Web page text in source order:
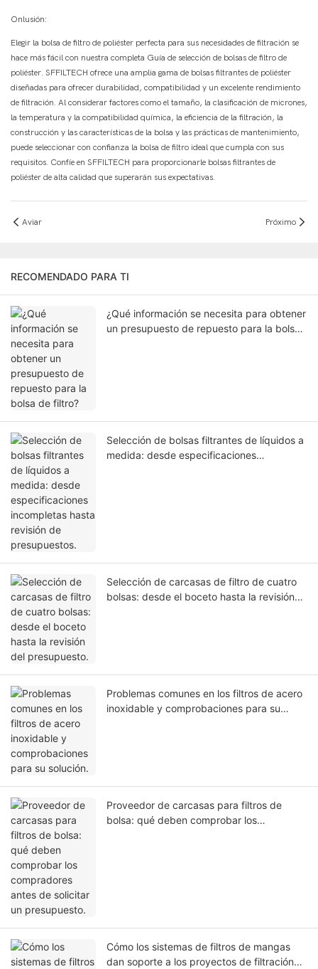
Onlusión:
Elegir la bolsa de filtro de poliéster perfecta para sus necesidades de filtración se
hace más fácil con nuestra completa Guía de selección de bolsas de filtro de
poliéster. SFFILTECH ofrece una amplia gama de bolsas filtrantes de poliéster
diseñadas para ofrecer durabilidad, compatibilidad y un excelente rendimiento
de filtración. Al considerar factores como el tamaño, la clasificación de micrones,
la temperatura y la compatibilidad química, la eficiencia de la filtración, la
construcción y las características de la bolsa y las prácticas de mantenimiento,
puede seleccionar con confianza la bolsa de filtro ideal que cumpla con sus
requisitos. Confíe en SFFILTECH para proporcionarle bolsas filtrantes de
poliéster de alta calidad que superarán sus expectativas.
Aviar Próximo
RECOMENDADO PARA TI
¿Qué información se necesita para obtener
un presupuesto de repuesto para la bolsa
Selección de bolsas filtrantes de líquidos a
medida: desde especificaciones
Selección de carcasas de filtro de cuatro
bolsas: desde el boceto hasta la revisión
Problemas comunes en los filtros de acero
inoxidable y comprobaciones para su
Proveedor de carcasas para filtros de
bolsa: qué deben comprobar los
Cómo los sistemas de filtros de mangas
dan soporte a los proyectos de filtración